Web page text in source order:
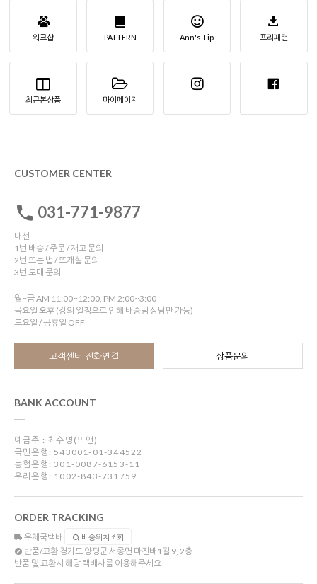
워크샵 PATTERN Ann's Tip 프리패턴
최근본상품 마이페이지
CUSTOMER CENTER
031-771-9877
내선
1번 배송 / 주문 / 재고 문의
2번 뜨는 법 / 뜨개실 문의
3번 도매 문의
월~금 AM 11:00~12:00, PM 2:00~3:00
목요일 오후 (강의 일정으로 인해 배송팀 상담만 가능)
토요일 / 공휴일 OFF
고객센터 전화연결 상품문의
BANK ACCOUNT
예금주 : 최수영(뜨앤)
국민은행: 543001-01-344522
농협은행: 301-0087-6153-11
우리은행: 1002-843-731759
ORDER TRACKING
우체국택배 배송위치조회
반품/교환 경기도 양평군 서종면 마진배1길 9, 2층
반품 및 교환시 해당 택배사를 이용해주세요.